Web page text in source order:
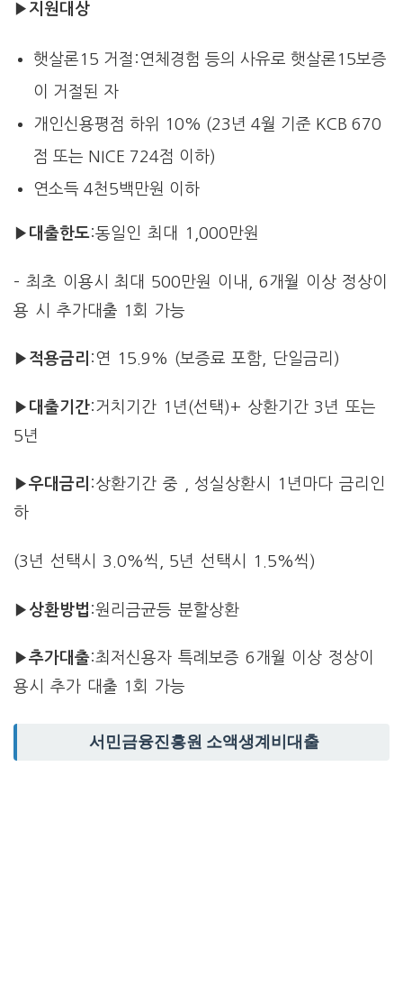
▶지원대상
햇살론15 거절:연체경험 등의 사유로 햇살론15보증
이 거절된 자
개인신용평점 하위 10% (23년 4월 기준 KCB 670
점 또는 NICE 724점 이하)
연소득 4천5백만원 이하
▶대출한도:동일인 최대 1,000만원
– 최초 이용시 최대 500만원 이내, 6개월 이상 정상이
용 시 추가대출 1회 가능
▶적용금리 :연 15.9% (보증료 포함, 단일금리)
▶대출기간:거치기간 1년(선택)+ 상환기간 3년 또는
5년
▶우대금리 :상환기간 중 , 성실상환시 1년마다 금리인
하
(3년 선택시 3.0%씩, 5년 선택시 1.5%씩)
▶상환방법 :원리금균등 분할상환
▶추가대출:최저신용자 특례보증 6개월 이상 정상이
용시 추가 대출 1회 가능
서민금융진흥원 소액생계비대출